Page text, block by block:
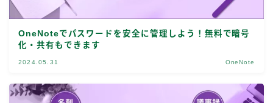
OneNoteでパスワードを安全に管理しよう！無料で暗号
化・共有もできます
2024.05.31 OneNote